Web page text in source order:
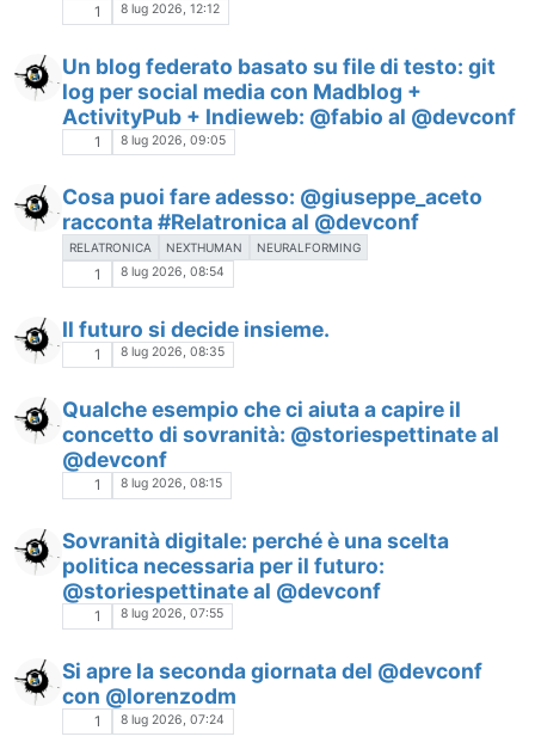
1 8 lug 2026, 12:12
Un blog federato basato su file di testo: git
log per social media con Madblog +
ActivityPub + Indieweb: @fabio al @devconf
1 8 lug 2026, 09:05
Cosa puoi fare adesso: @giuseppe_aceto
racconta #Relatronica al @devconf
RELATRONICA NEXTHUMAN NEURALFORMING
1 8 lug 2026, 08:54
Il futuro si decide insieme.
1 8 lug 2026, 08:35
Qualche esempio che ci aiuta a capire il
concetto di sovranità: @storiespettinate al
@devconf
1 8 lug 2026, 08:15
Sovranità digitale: perché è una scelta
politica necessaria per il futuro:
@storiespettinate al @devconf
1 8 lug 2026, 07:55
Si apre la seconda giornata del @devconf
con @lorenzodm
1 8 lug 2026, 07:24